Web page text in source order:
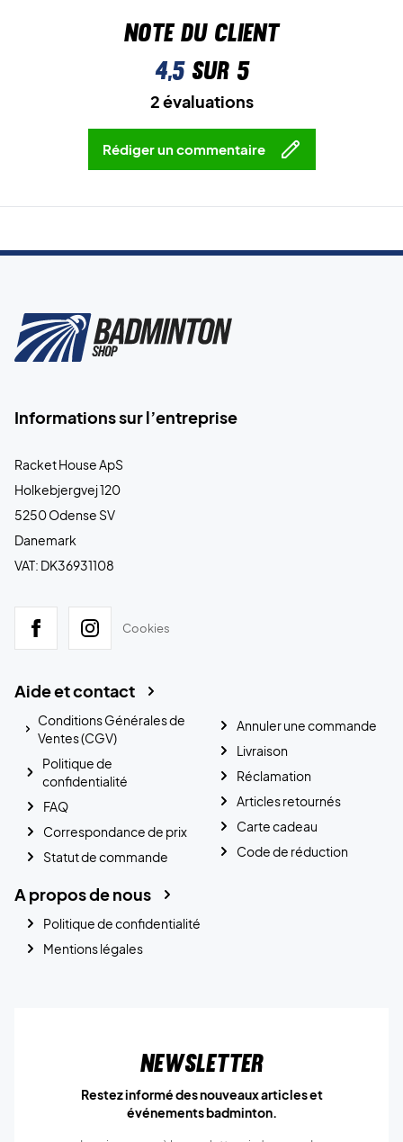
Note du client
4,5sur 5
2 évaluations
Rédiger un commentaire
Informations sur l’entreprise
Racket House ApS
Holkebjergvej 120
5250 Odense SV
Danemark
VAT: DK36931108
Cookies
Aide et contact
Conditions Générales de
Ventes (CGV)
Politique de
confidentialité
FAQ
Correspondance de prix
Statut de commande
Annuler une commande
Livraison
Réclamation
Articles retournés
Carte cadeau
Code de réduction
A propos de nous
Politique de confidentialité
Mentions légales
Newsletter
Restez informé des nouveaux articles et
événements badminton.